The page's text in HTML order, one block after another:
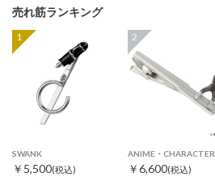
売れ筋ランキング
1
SWANK
￥5,500(税込)
2
ANIME・CHARACTER
￥6,600(税込)